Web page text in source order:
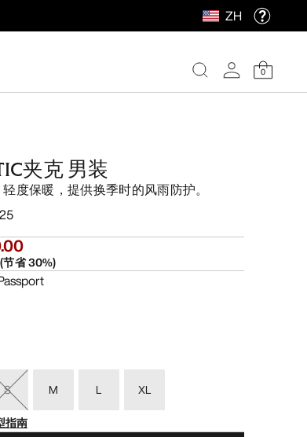
ZH
0
夹克 男装
度保暖，提供换季时的风雨防护。
(节省30%)
S M L
XL
指南